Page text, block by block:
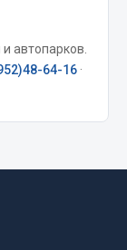
автопарков.
64-16 ·